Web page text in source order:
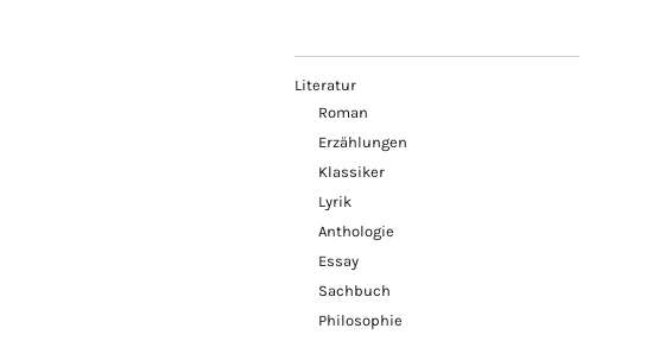
Literatur
Roman
Erzählungen
Klassiker
Lyrik
Anthologie
Essay
Sachbuch
Philosophie